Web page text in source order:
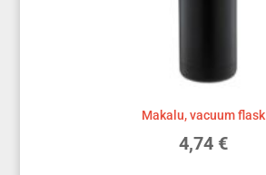
Makalu, vacuum flask
4,74 €